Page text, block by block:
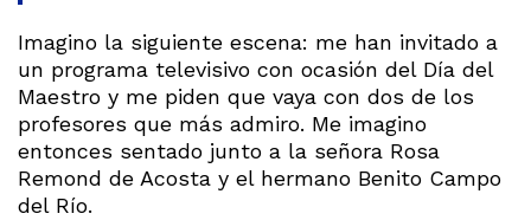
Imagino la siguiente escena: me han invitado a
un programa televisivo con ocasión del Día del
Maestro y me piden que vaya con dos de los
profesores que más admiro. Me imagino
entonces sentado junto a la señora Rosa
Remond de Acosta y el hermano Benito Campo
del Río.